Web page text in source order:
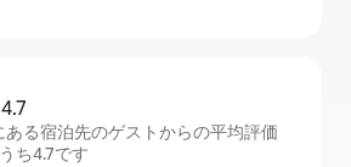
ある宿泊先のゲストからの平均評価
ち4.7です